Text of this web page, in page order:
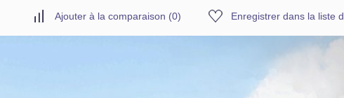
Ajouter à la comparaison (0) Enregistrer dans la liste